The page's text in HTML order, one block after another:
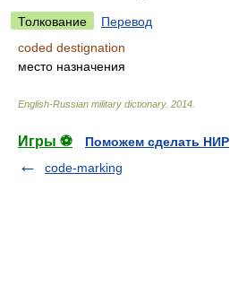
Толкование
Перевод
coded destignation
место назначения
English-Russian military dictionary. 2014
Игры ⚽
Поможем сделать НИР
code-marking